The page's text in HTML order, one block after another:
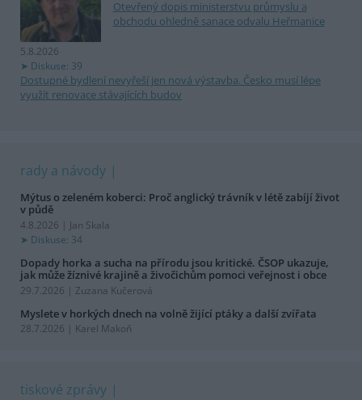
Otevřený dopis ministerstvu průmyslu a
obchodu ohledně sanace odvalu Heřmanice
5.8.2026
Diskuse: 39
Dostupné bydlení nevyřeší jen nová výstavba. Česko musí lépe
využít renovace stávajících budov
rady a návody
Mýtus o zeleném koberci: Proč anglický trávník v létě zabíjí život
v půdě
4.8.2026 | Jan Skala
Diskuse: 34
Dopady horka a sucha na přírodu jsou kritické. ČSOP ukazuje,
jak může žíznivé krajině a živočichům pomoci veřejnost i obce
29.7.2026 | Zuzana Kučerová
Myslete v horkých dnech na volně žijící ptáky a další zvířata
28.7.2026 | Karel Makoň
tiskové zprávy